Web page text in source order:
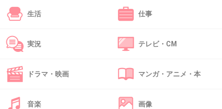
ート4、ということに驚きました
特徴についてコメしてるだけじゃない？
たとえモテたいと思ってる人がいても別にいいと思うけど
あなたは他人の願望が気に食わないのだろうけど
生活 仕事
実況 テレビ・CM
ドラマ・映画 マンガ・アニメ・本
音楽 画像